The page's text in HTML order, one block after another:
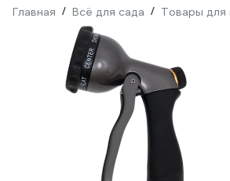
Главная / Всё для сада / Товары для